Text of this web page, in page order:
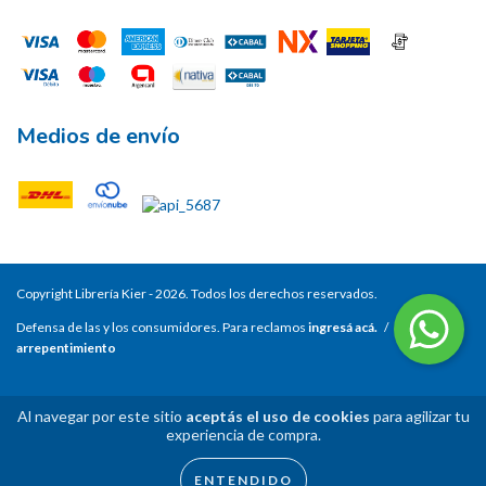
Al navegar por este sitio aceptás el uso de cookies para agilizar tu
experiencia de compra.
ENTENDIDO
Medios de envío
Copyright Librería Kier - 2026. Todos los derechos reservados.
Defensa de las y los consumidores. Para reclamos ingresá acá. /
Botón de
arrepentimiento